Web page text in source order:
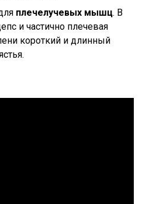
плечелучевых мышц. В
и частично плечевая
короткий и длинный